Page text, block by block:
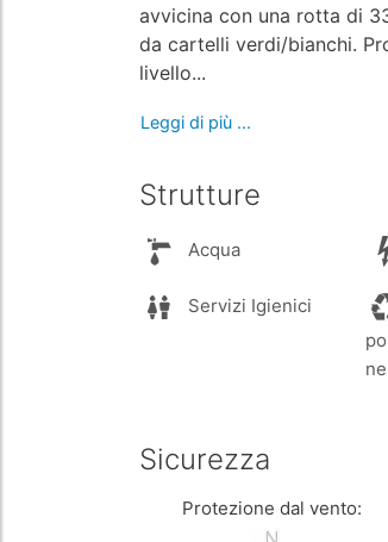
avvicina con una rotta di
da cartelli verdi/bianchi.
livello...
Leggi di più ...
Strutture
Acqua
Servizi Igienici
Sicurezza
Protezione dal vento: